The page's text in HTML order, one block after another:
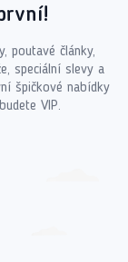
poutavé články,
speciální slevy a
špičkové nabídky
VIP.